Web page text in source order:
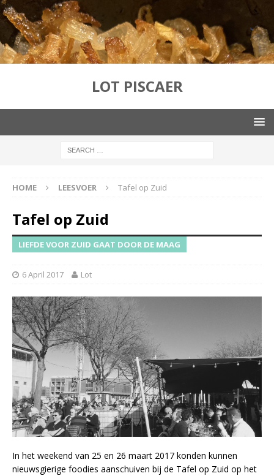
LOT PISCAER
HOME LEESVOER Tafel op Zuid
Tafel op Zuid
LIEFDE VOOR ZUID GAAT DOOR DE MAAG
6 April 2017 Lot
In het weekend van 25 en 26 maart 2017 konden kunnen
nieuwsgierige foodies aanschuiven bij de Tafel op Zuid op het